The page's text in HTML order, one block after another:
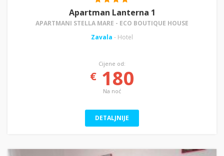
Apartman Lanterna 1
APARTMANI STELLA MARE - ECO BOUTIQUE HOUSE
Zavala - Hotel
Cijene od:
€180
Na noć
DETALJNIJE